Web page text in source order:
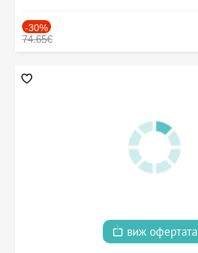
-30%
74.65€
виж офертата